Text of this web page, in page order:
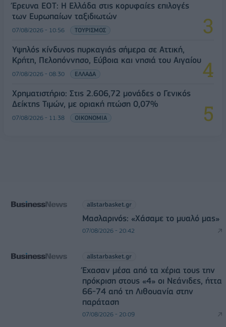
Έρευνα ΕΟΤ: Η Ελλάδα στις κορυφαίες επιλογές
των Ευρωπαίων ταξιδιωτών
07/08/2026 - 10:56 ΤΟΥΡΙΣΜΟΣ
Υψηλός κίνδυνος πυρκαγιάς σήμερα σε Αττική,
Κρήτη, Πελοπόννησο, Εύβοια και νησιά του Αιγαίου
07/08/2026 - 08:30 ΕΛΛΑΔΑ
Χρηματιστήριο: Στις 2.606,72 μονάδες ο Γενικός
Δείκτης Τιμών, με οριακή πτώση 0,07%
07/08/2026 - 11:38 ΟΙΚΟΝΟΜΙΑ
allstarbasket.gr
Μασλαρινός: «Χάσαμε το μυαλό μας»
07/08/2026 - 20:42
allstarbasket.gr
Έχασαν μέσα από τα χέρια τους την
πρόκριση στους «4» οι Νεάνιδες, ήττα
66-74 από τη Λιθουανία στην
παράταση
07/08/2026 - 20:09